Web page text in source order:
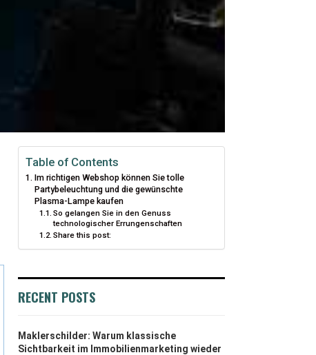
Table of Contents
Im richtigen Webshop können Sie tolle
Partybeleuchtung und die gewünschte
Plasma-Lampe kaufen
So gelangen Sie in den Genuss
technologischer Errungenschaften
Share this post:
RECENT POSTS
Maklerschilder: Warum klassische
Sichtbarkeit im Immobilienmarketing wieder